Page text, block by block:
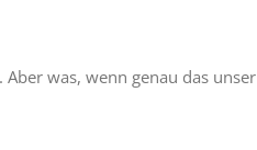
was, wenn genau das unser